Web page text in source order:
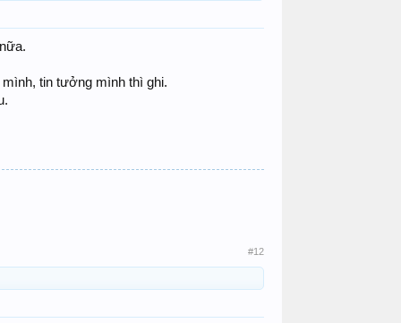
tin tưởng mình thì ghi.
#12